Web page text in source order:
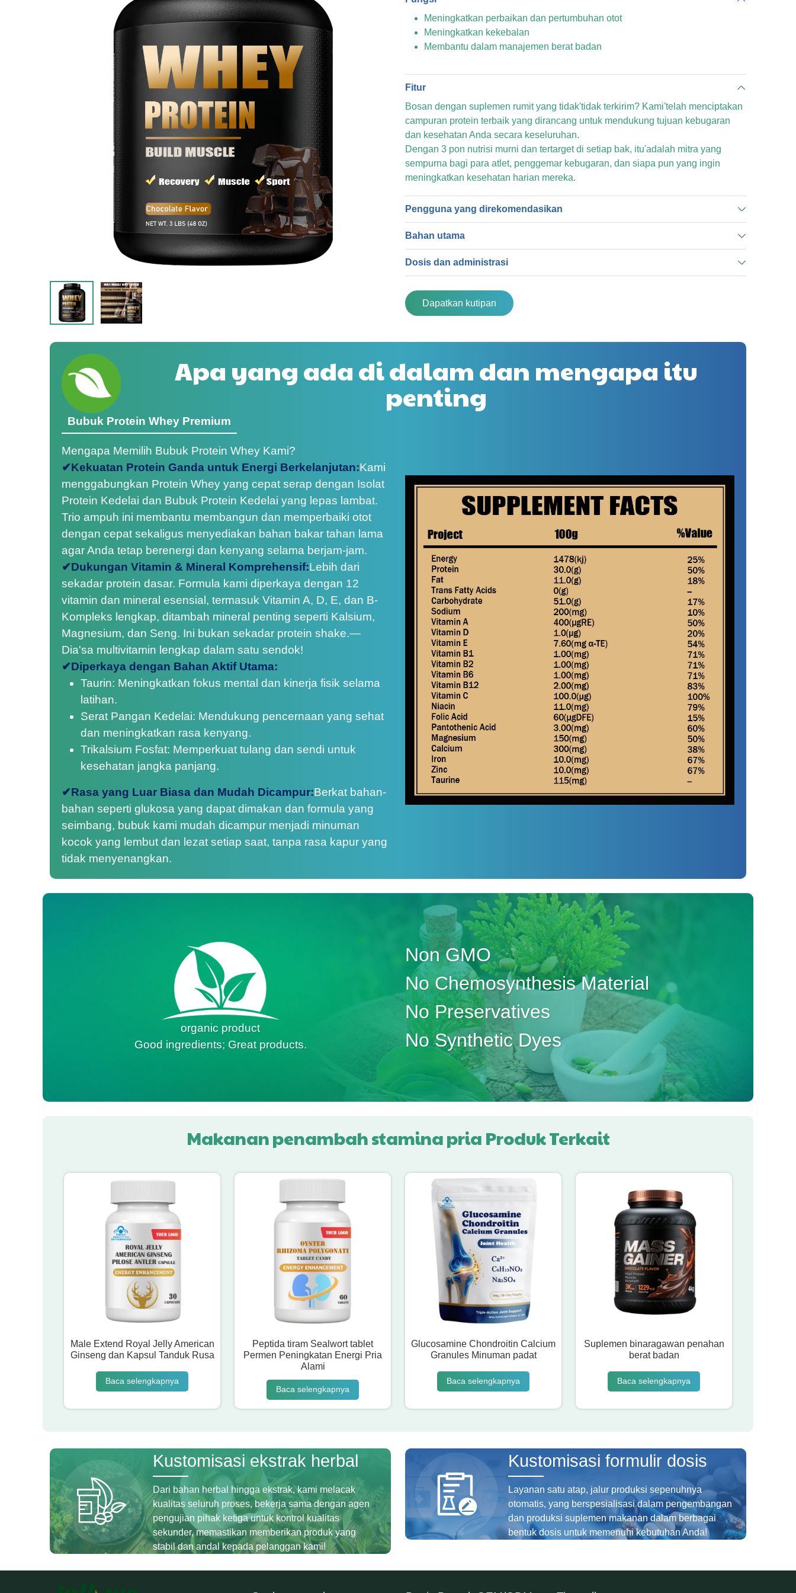
Meningkatkan perbaikan dan pertumbuhan otot
Meningkatkan kekebalan
Membantu dalam manajemen berat badan
Fitur
Bosan dengan suplemen rumit yang tidak'tidak terkirim? Kami'telah menciptakan
campuran protein terbaik yang dirancang untuk mendukung tujuan kebugaran
dan kesehatan Anda secara keseluruhan.
Dengan 3 pon nutrisi murni dan tertarget di setiap bak, itu'adalah mitra yang
sempurna bagi para atlet, penggemar kebugaran, dan siapa pun yang ingin
meningkatkan kesehatan harian mereka.
Pengguna yang direkomendasikan
Bahan utama
Dosis dan administrasi
Dapatkan kutipan
Apa yang ada di dalam dan mengapa itu
penting
Bubuk Protein Whey Premium
Mengapa Memilih Bubuk Protein Whey Kami?
✔Kekuatan Protein Ganda untuk Energi Berkelanjutan:Kami
menggabungkan Protein Whey yang cepat serap dengan Isolat
Protein Kedelai dan Bubuk Protein Kedelai yang lepas lambat.
Trio ampuh ini membantu membangun dan memperbaiki otot
dengan cepat sekaligus menyediakan bahan bakar tahan lama
agar Anda tetap berenergi dan kenyang selama berjam-jam.
✔Dukungan Vitamin & Mineral Komprehensif:Lebih dari
sekadar protein dasar. Formula kami diperkaya dengan 12
vitamin dan mineral esensial, termasuk Vitamin A, D, E, dan B-
Kompleks lengkap, ditambah mineral penting seperti Kalsium,
Magnesium, dan Seng. Ini bukan sekadar protein shake.—
Dia'sa multivitamin lengkap dalam satu sendok!
✔Diperkaya dengan Bahan Aktif Utama:
Taurin: Meningkatkan fokus mental dan kinerja fisik selama
latihan.
Serat Pangan Kedelai: Mendukung pencernaan yang sehat
dan meningkatkan rasa kenyang.
Trikalsium Fosfat: Memperkuat tulang dan sendi untuk
kesehatan jangka panjang.
✔Rasa yang Luar Biasa dan Mudah Dicampur:Berkat bahan-
bahan seperti glukosa yang dapat dimakan dan formula yang
seimbang, bubuk kami mudah dicampur menjadi minuman
kocok yang lembut dan lezat setiap saat, tanpa rasa kapur yang
tidak menyenangkan.
organic product
Good ingredients; Great products.
Non GMO
No Chemosynthesis Material
No Preservatives
No Synthetic Dyes
Makanan penambah stamina pria Produk Terkait
Male Extend Royal Jelly American
Ginseng dan Kapsul Tanduk Rusa
Baca selengkapnya
Peptida tiram Sealwort tablet
Permen Peningkatan Energi Pria
Alami
Baca selengkapnya
Glucosamine Chondroitin Calcium
Granules Minuman padat
Baca selengkapnya
Suplemen binaragawan penahan
berat badan
Baca selengkapnya
Kustomisasi ekstrak herbal
Dari bahan herbal hingga ekstrak, kami melacak
kualitas seluruh proses, bekerja sama dengan agen
pengujian pihak ketiga untuk kontrol kualitas
sekunder, memastikan memberikan produk yang
stabil dan andal kepada pelanggan kami!
Kustomisasi formulir dosis
Layanan satu atap, jalur produksi sepenuhnya
otomatis, yang berspesialisasi dalam pengembangan
dan produksi suplemen makanan dalam berbagai
bentuk dosis untuk memenuhi kebutuhan Anda!